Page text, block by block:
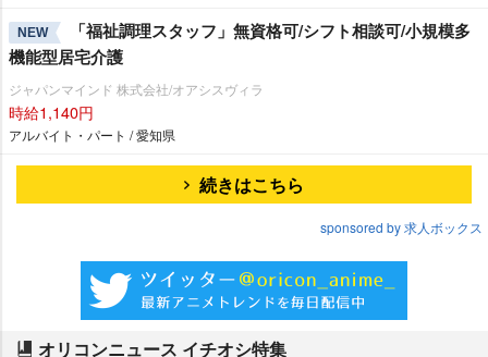
NEW
「福祉調理スタッフ」無資格可/シフト相談可/小規模多
機能型居宅介護
ジャパンマインド 株式会社/オアシスヴィラ
時給1,140円
アルバイト・パート / 愛知県
続きはこちら
sponsored by 求人ボックス
オリコンニュース イチオシ特集